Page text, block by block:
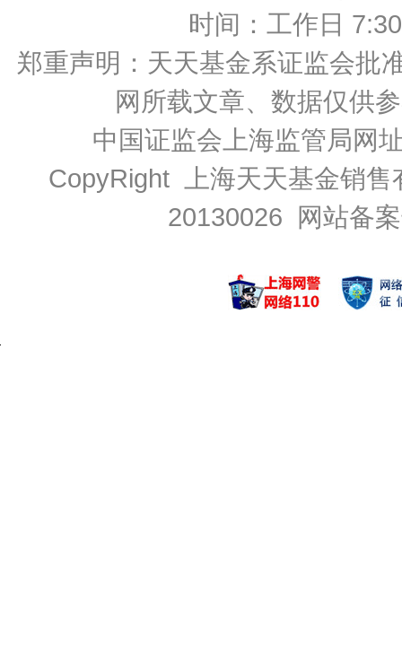
时间：工作日
郑重声明： 天天基金系证监会批
网所载文章、数据仅供
中国证监会上海监管局网
CopyRight 上海天天基金销
20130026 网站备